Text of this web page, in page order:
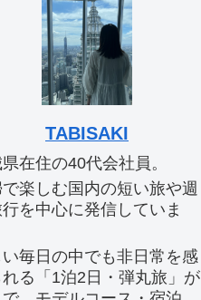
TABISAKI
在住の40代会社員。
楽しむ国内の短い旅や週
を中心に発信していま
毎日の中でも非日常を感
れる「1泊2日・弾丸旅」が